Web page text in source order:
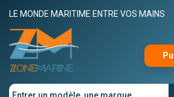
LE MONDE MARITIME ENTRE VOS MAINS